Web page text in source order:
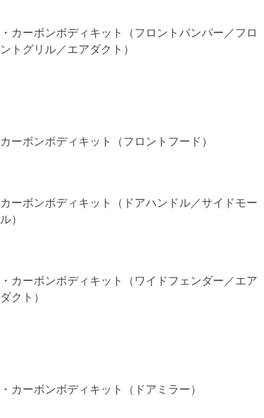
・カーボンボディキット（フロントバンパー／フロ
ントグリル／エアダクト）
カーボンボディキット（フロントフード）
カーボンボディキット（ドアハンドル／サイドモー
ル）
・カーボンボディキット（ワイドフェンダー／エア
ダクト）
・カーボンボディキット（ドアミラー）